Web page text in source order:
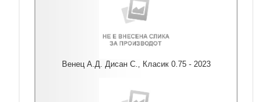
Венец А.Д. Дисан С., Класик 0.75 - 2023